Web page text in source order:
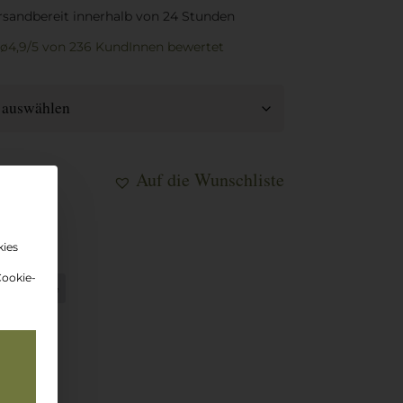
innerhalb von 24 Stunden
ø4,9/5 von 236 KundInnen bewertet
Auf die Wunschliste